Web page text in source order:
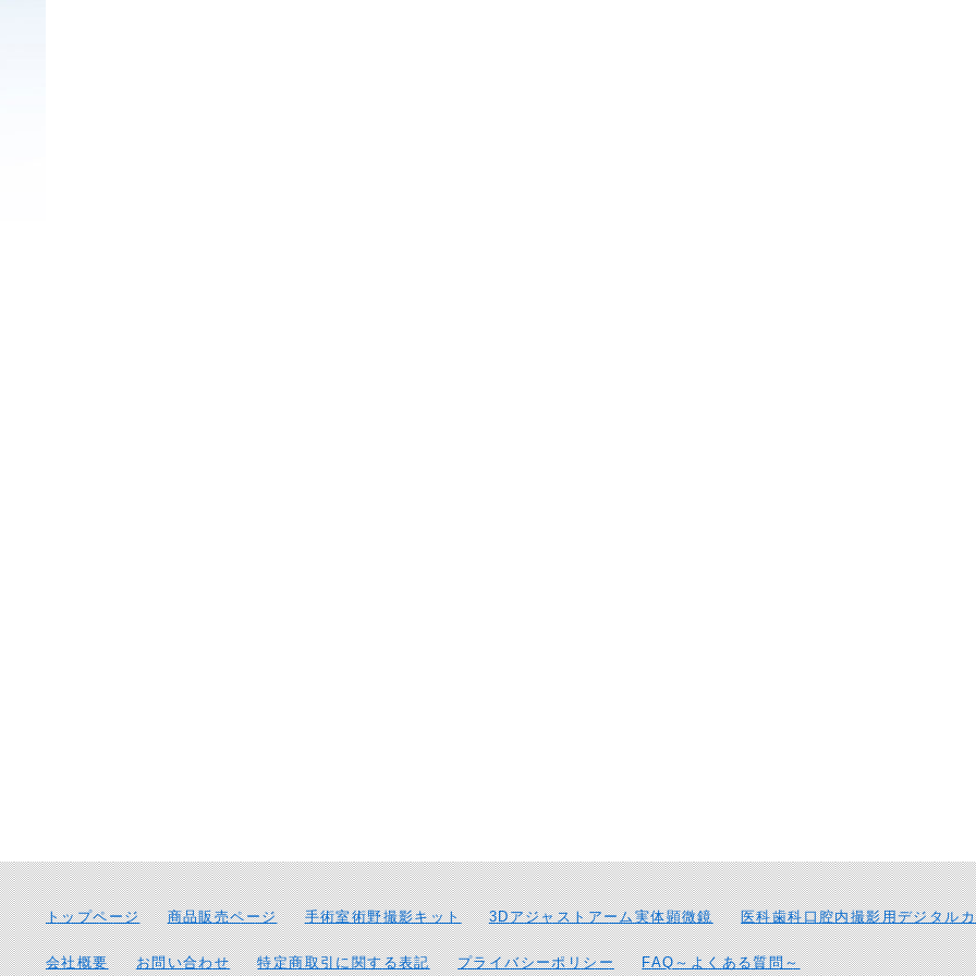
トップページ 商品販売ページ 手術室術野撮影キット 3Dアジャストアーム実体顕微鏡 医科歯科口腔内撮影用デジタル
会社概要 お問い合わせ 特定商取引に関する表記 プライバシーポリシー FAQ～よくある質問～